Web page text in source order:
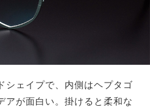
シェイプで、内側はヘプタゴ
アが面白い。掛けると柔和な